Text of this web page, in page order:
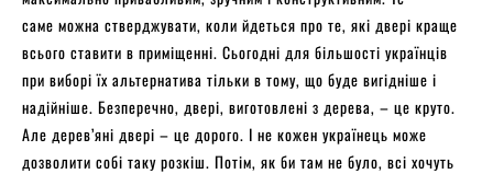
саме можна стверджувати, коли йдеться про те, які двері краще
всього ставити в приміщенні. Сьогодні для більшості українців
при виборі їх альтернатива тільки в тому, що буде вигідніше і
надійніше. Безперечно, двері, виготовлені з дерева, – це круто.
Але дерев’яні двері – це дорого. І не кожен українець може
дозволити собі таку розкіш. Потім, як би там не було, всі хочуть